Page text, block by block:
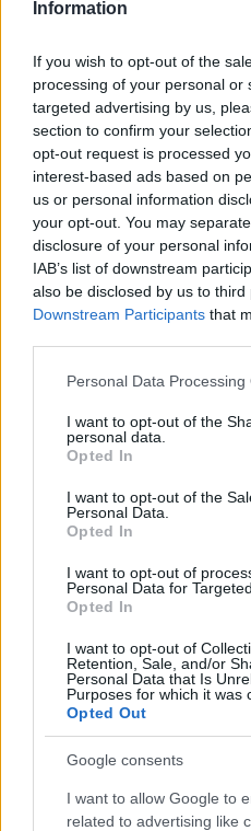
Information
If you wish to opt-out of the
processing of your personal or
targeted advertising by us,
section to confirm your
opt-out request is processed
interest-based ads based on
us or personal information
your opt-out. You may
disclosure of your personal
IAB’s list of downstream
also be disclosed by us to third
Downstream Participants that
Please note that this website/
not limited to your visit or
grant or deny consent to
use your data for below
consent section.
Personal Data Processing
I want to opt-out of the
personal data.
Opted In
I want to opt-out of the
Personal Data.
Opted In
I want to opt-out of
Personal Data for
Opted In
I want to opt-out of
Retention, Sale, and/or
Personal Data that Is
Purposes for which it was
Opted Out
Google consents
I want to allow Google to
related to advertising like
Inviaci le
i tuoi
Su
345 356
Ricevi le
daGoogle
F
a
ce
b
o
o
k
T
w
it
r
Pi
n
te
st
h
at
A
p
p
Articolo
NOTIZIE RECENTI
Sangue, musica
Delta Center